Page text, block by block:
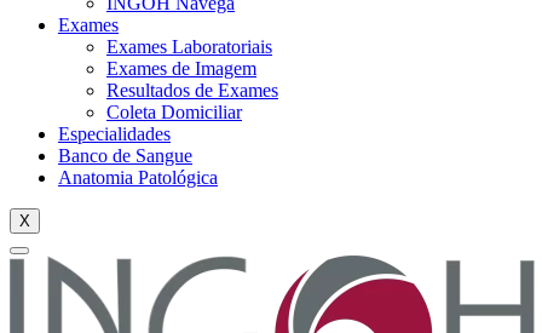
Exames
Exames Laboratoriais
Exames de Imagem
Resultados de Exames
Coleta Domiciliar
Especialidades
Banco de Sangue
Anatomia Patológica
X